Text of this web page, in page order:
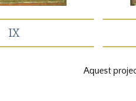
IX
Aquest